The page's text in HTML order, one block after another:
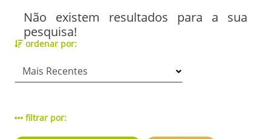
Não existem resultados para a sua
pesquisa!
ordenar por:
filtrar por: